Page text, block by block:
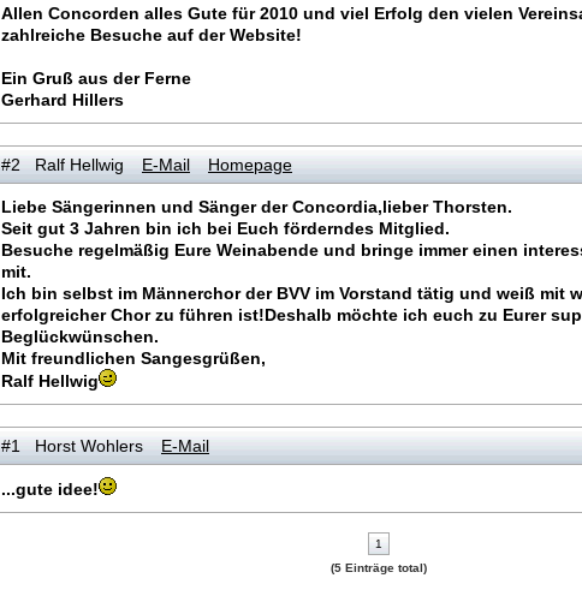
Allen Concorden alles Gute für 2010 und viel Erfolg den vielen
zahlreiche Besuche auf der Website!
Ein Gruß aus der Ferne
Gerhard Hillers
#2 Ralf Hellwig E-Mail Homepage
Liebe Sängerinnen und Sänger der Concordia,lieber Thorsten.
Seit gut 3 Jahren bin ich bei Euch förderndes Mitglied.
Besuche regelmäßig Eure Weinabende und bringe immer einen
mit.
Ich bin selbst im Männerchor der BVV im Vorstand tätig und weiß mit
erfolgreicher Chor zu führen ist!Deshalb möchte ich euch zu Eurer
Beglückwünschen.
Mit freundlichen Sangesgrüßen,
Ralf Hellwig
#1 Horst Wohlers E-Mail
...gute idee!
1
(5 Einträge total)